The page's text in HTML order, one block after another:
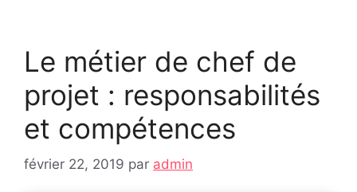
Le métier de chef de
projet : responsabilités
et compétences
février 22, 2019 par admin